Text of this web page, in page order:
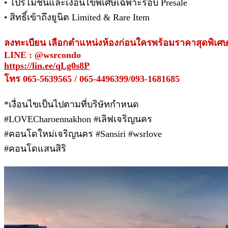
• โปรโมชั่นและเงื่อนไขพิเศษเฉพาะรอบ Presale
• สิทธิ์เข้าถึงยูนิต Limited & Rare Item
ลงทะเบียน เลือกตำแหน่งห้องก่อนใครพร้อมราคาสุดพิเศษ
LINE : @wsrcondo
https://lin.ee/qLg0s8P
โทร 065-5639565 / 065-4496399/093-1681685
*เงื่อนไขเป็นไปตามที่บริษัทกำหนด
#LOVECharoennakhon #เลิฟเจริญนคร
#คอนโดใหม่เจริญนคร #Sansiri #wsrlove
#คอนโดแสนสิริ